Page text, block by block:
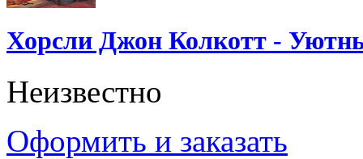
Хорсли Джон Колкотт -
Неизвестно
Оформить и заказать